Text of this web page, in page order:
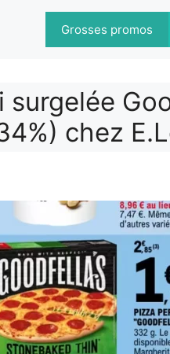
Grosses promos
surgelée
chez